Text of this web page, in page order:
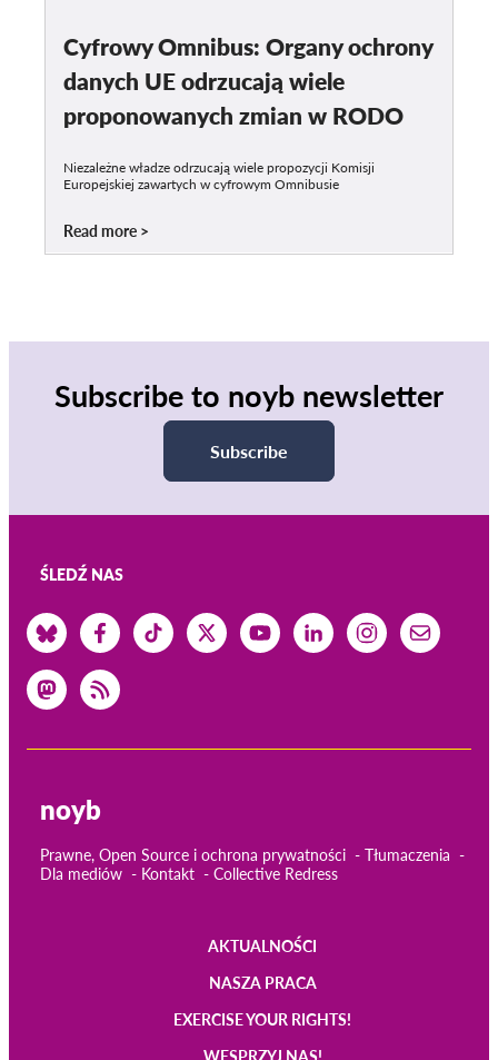
Cyfrowy Omnibus: Organy ochrony
danych UE odrzucają wiele
proponowanych zmian w RODO
Niezależne władze odrzucają wiele propozycji Komisji
Europejskiej zawartych w cyfrowym Omnibusie
Read more
Subscribe to noyb newsletter
Subscribe
ŚLEDŹ NAS
noyb
Prawne, Open Source i ochrona prywatności
Tłumaczenia
Dla mediów
Kontakt Collective Redress
AKTUALNOŚCI
NASZA PRACA
EXERCISE YOUR RIGHTS!
WESPRZYJ NAS!